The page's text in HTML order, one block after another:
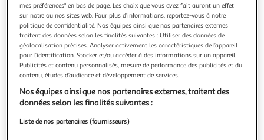
BLEDINA
Les récoltes bio petit pot dessert pommes et fraises
bio dès 4 mois
Blédina Les Récoltes Bio - Pommes Fraises dès 4/6 mois.
Les Récoltes Bio, de délicieux petits pots bio pour faire
découvrir à bébé ses premiers fruits tout en douceur. Purée
de fruits sans sucres ajoutés (contient les sucres naturels
des fruits).
En savoir +
Vous voulez connaître le prix de ce produit ?
Afficher le prix
mes préférences" en bas de page. Les choix que vous avez fait auront un effet
sur notre ou nos sites web. Pour plus d’informations, reportez-vous à notre
politique de confidentialité. Nos équipes ainsi que nos partenaires externes
traitent des données selon les finalités suivantes : Utiliser des données de
géolocalisation précises. Analyser activement les caractéristiques de l’appareil
pour l’identification. Stocker et/ou accéder à des informations sur un appareil.
Publicités et contenu personnalisés, mesure de performance des publicités et du
contenu, études d’audience et développement de services.
Nos équipes ainsi que nos partenaires externes, traitent des
données selon les finalités suivantes :
Liste de nos partenaires (fournisseurs)